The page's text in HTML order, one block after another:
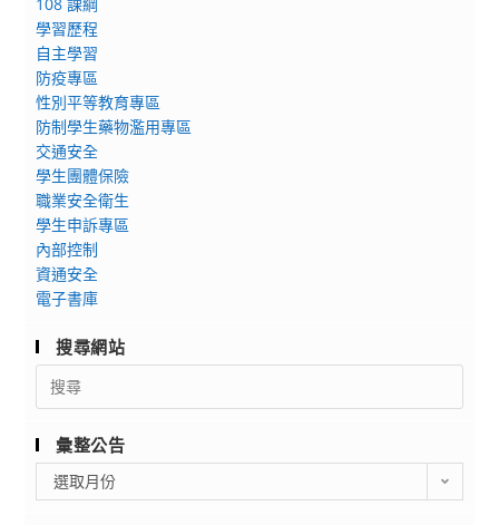
學習歷程
自主學習
防疫專區
性別平等教育專區
防制學生藥物濫用專區
交通安全
學生團體保險
職業安全衛生
學生申訴專區
內部控制
資通安全
電子書庫
搜尋網站
Search
for:
彙整公告
整
選取月份